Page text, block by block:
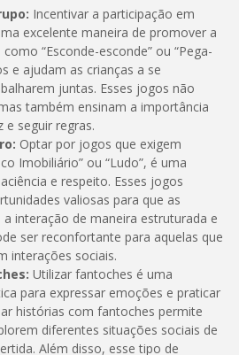
Incentivar a participação em
excelente maneira de promover a
“Esconde-esconde” ou “Pega-
e ajudam as crianças a se
juntas. Esses jogos não
também ensinam a importância
e seguir regras.
Optar por jogos que exigem
Imobiliário” ou “Ludo”, é uma
e respeito. Esses jogos
valiosas para que as
a interação de maneira estruturada e
ser reconfortante para aquelas que
interações sociais.
Utilizar fantoches é uma
para expressar emoções e praticar
histórias com fantoches permite
diferentes situações sociais de
Além disso, esse tipo de